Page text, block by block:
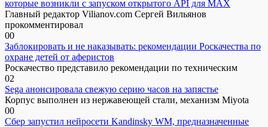
которые возникли с запуском открытого API для МАХ
Главный редактор Vilianov.com Сергей Вильянов
прокомментировал
00
Заблокировать и не наказывать: рекомендации Роскачества по
охране детей от аферистов
Роскачество представило рекомендации по техническим
02
Sega анонсировала свежую серию часов на запястье
Корпус выполнен из нержавеющей стали, механизм Miyota
00
Сбер запустил нейросети Kandinsky WM, предназначенные